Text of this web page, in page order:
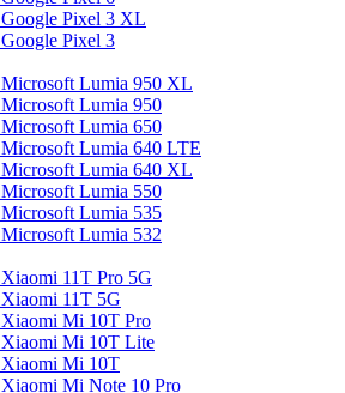
Pixel 3 XL
Pixel 3
Microsoft Lumia 950 XL
Lumia 950
Lumia 650
Microsoft Lumia 640 LTE
Microsoft Lumia 640 XL
Lumia 550
Lumia 535
Lumia 532
11T Pro 5G
11T 5G
Xiaomi Mi 10T Pro
Xiaomi Mi 10T Lite
Xiaomi Mi 10T
Xiaomi Mi Note 10 Pro